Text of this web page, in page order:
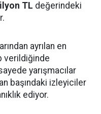
TL değerindeki
ayrılan en
verildiğinde
yarışmacılar
başındaki izleyiciler
ediyor.